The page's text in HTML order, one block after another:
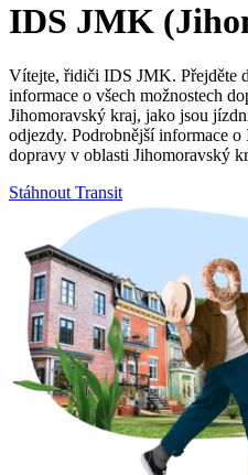
IDS JMK
Vítejte, řidiči IDS JMK. Přejděte
informace o všech možnostech
Jihomoravský kraj, jako jsou
odjezdy. Podrobnější informace
dopravy v oblasti Jihomoravský
Stáhnout Transit